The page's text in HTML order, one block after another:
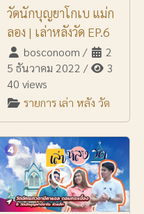
วัดนักบุญยาโกเบ แม่ก
ลอง | เล่าหลังวัด EP.6
bosconoom /
2
5 ธันวาคม 2022 /
3
40 views
รายการ เล่า หลัง วัด